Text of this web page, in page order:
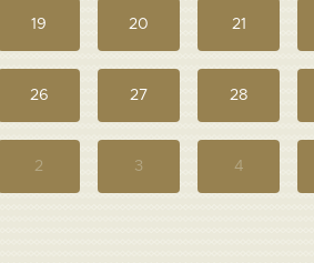
19 20 21
26 27 28
2 3 4